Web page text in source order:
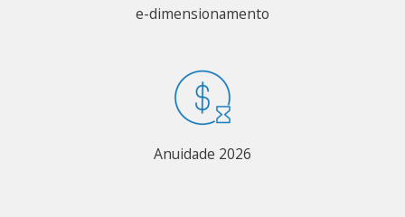
e-dimensionamento
Anuidade 2026